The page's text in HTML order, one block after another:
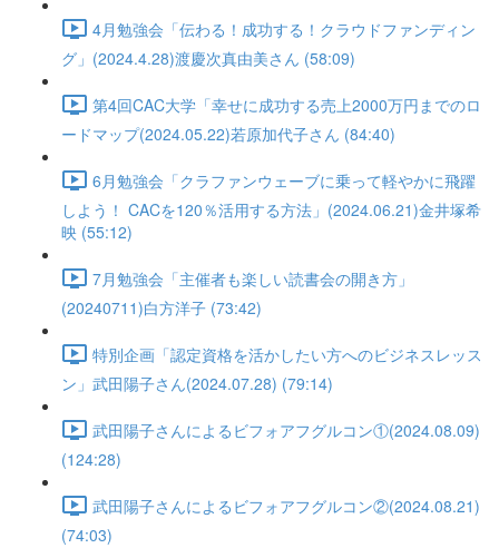
4月勉強会「伝わる！成功する！クラウドファンディン
グ」(2024.4.28)渡慶次真由美さん (58:09)
第4回CAC大学「幸せに成功する売上2000万円までのロ
ードマップ(2024.05.22)若原加代子さん (84:40)
6月勉強会「クラファンウェーブに乗って軽やかに飛躍
しよう！ CACを120％活用する方法」(2024.06.21)金井塚希
映 (55:12)
7月勉強会「主催者も楽しい読書会の開き方」
(20240711)白方洋子 (73:42)
特別企画「認定資格を活かしたい方へのビジネスレッス
ン」武田陽子さん(2024.07.28) (79:14)
武田陽子さんによるビフォアフグルコン①(2024.08.09)
(124:28)
武田陽子さんによるビフォアフグルコン②(2024.08.21)
(74:03)